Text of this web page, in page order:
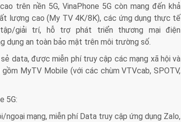
trên nền 5G, VinaPhone 5G còn mang đến khả
lượng cao (My TV 4K/8K), các ứng dụng thực tế
giải trí, hỗ trợ phát triển thương mại điện
an toàn bảo mật trên môi trường số.
data, được miễn phí truy cập các mạng xã hội và
MyTV Mobile (với các chùm VTVcab, SPOTV,
5G:
mạng, miễn phí Data truy cập ứng dụng Zalo,